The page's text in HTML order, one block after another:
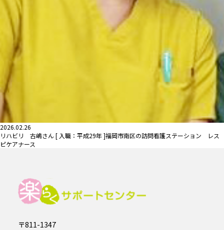
2026.02.26
リハビリ 古嶋さん [ 入職：平成29年 ]福岡市南区の訪問看護ステーション レス
ピケアナース
〒811-1347